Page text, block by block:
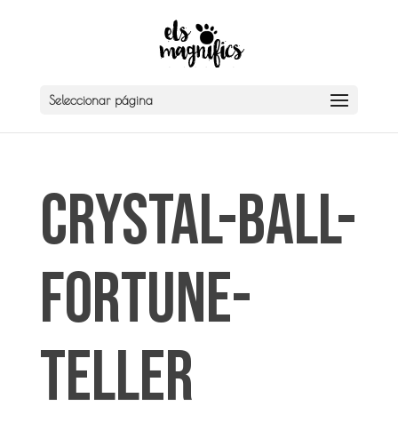
Seleccionar página
crystal-ball-
fortune-
teller